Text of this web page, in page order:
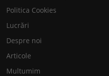
Politica Cookies
Lucrări
Despre noi
Articole
Multumim